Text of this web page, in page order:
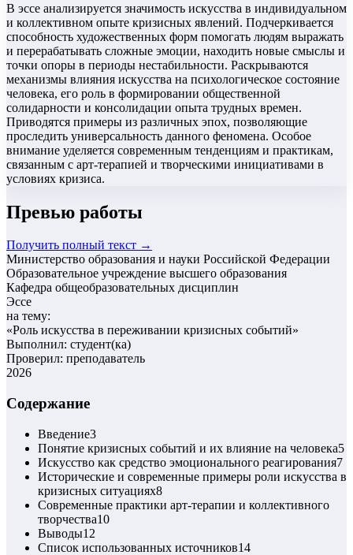
В эссе анализируется значимость искусства в индивидуальном
и коллективном опыте кризисных явлений. Подчеркивается
способность художественных форм помогать людям выражать
и перерабатывать сложные эмоции, находить новые смыслы и
точки опоры в периоды нестабильности. Раскрываются
механизмы влияния искусства на психологическое состояние
человека, его роль в формировании общественной
солидарности и консолидации опыта трудных времен.
Приводятся примеры из различных эпох, позволяющие
проследить универсальность данного феномена. Особое
внимание уделяется современным тенденциям и практикам,
связанным с арт-терапией и творческими инициативами в
условиях кризиса.
Превью работы
Получить полный текст →
Министерство образования и науки Российской Федерации
Образовательное учреждение высшего образования
Кафедра общеобразовательных дисциплин
Эссе
на тему:
«Роль искусства в переживании кризисных событий»
Выполнил: студент(ка)
Проверил: преподаватель
2026
Содержание
Введение3
Понятие кризисных событий и их влияние на человека5
Искусство как средство эмоционального реагирования7
Исторические и современные примеры роли искусства в
кризисных ситуациях8
Современные практики арт-терапии и коллективного
творчества10
Выводы12
Список использованных источников14